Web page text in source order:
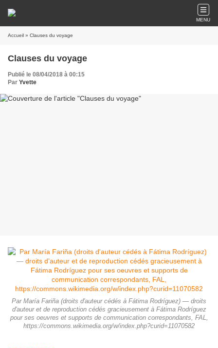
MENU
Accueil » Clauses du voyage
Clauses du voyage
Publié le 08/04/2018 à 00:15
Par Yvette
Par María Fariña (droits d'auteur cédés à Fátima Rodríguez) — droits
d'auteur et de reproduction cédés gracieusement à Fátima Rodríguez
pour ses oeuvres et supports de communication correspondants, FAL,
https://commons.wikimedia.org/w/index.php?curid=11070582